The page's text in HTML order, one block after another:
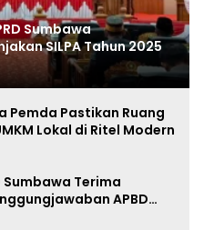
Sumbawa
SILPA Tahun 2025
Pemda Pastikan Ruang
Lokal di Ritel Modern
Sumbawa Terima
APBD
Rp201,68 Miliar dan